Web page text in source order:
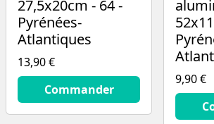
27,5x20cm - 64 -
Pyrénées-
Atlantiques
13,90 €
13.9
€Commander
9,90 €
9.9